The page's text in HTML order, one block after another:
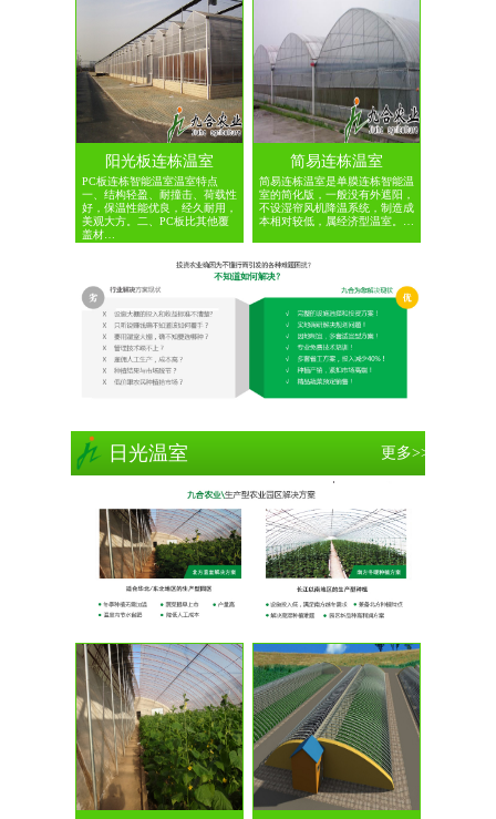
阳光板连栋温室
PC板连栋智能温室温室特点
一、结构轻盈、耐撞击、荷载性
好，保温性能优良，经久耐用，
美观大方。二、PC板比其他覆
盖材…
简易连栋温室
简易连栋温室是单膜连栋智能温
室的简化版，一般没有外遮阳，
不设湿帘风机降温系统，制造成
本相对较低，属经济型温室。…
日光温室 更多>>